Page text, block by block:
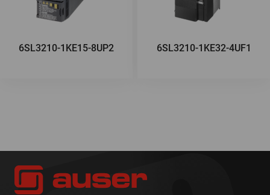
6SL3210-1KE15-8UP2 6SL3210-1KE32-4UF1